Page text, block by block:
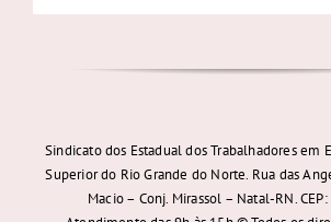
Sindicato dos Estadual dos Trabalhadores em
Superior do Rio Grande do Norte. Rua das
Macio – Conj. Mirassol – Natal-RN.